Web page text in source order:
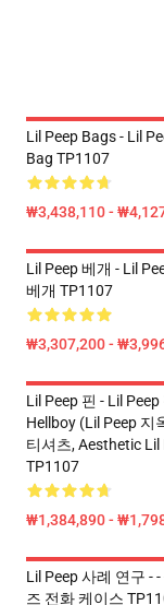
Lil Peep Bags - Lil
Bag TP1107
₩3,438,110 -
Lil Peep 베개 - Lil
베개 TP1107
₩3,307,200 -
Lil Peep 핀 - Lil
Hellboy (Lil Peep 지
티셔츠, Aesthetic Lil
TP1107
₩1,384,890 -
Lil Peep 사례 연구 -
즈 전화 케이스